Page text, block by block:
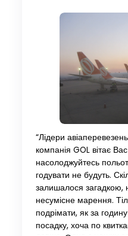
“Лідери
компанія GOL вітає
насолоджуйтесь
годувати не будуть.
залишалося загадкою,
несумісне марення.
подрімати, як за
посадку, хоча по